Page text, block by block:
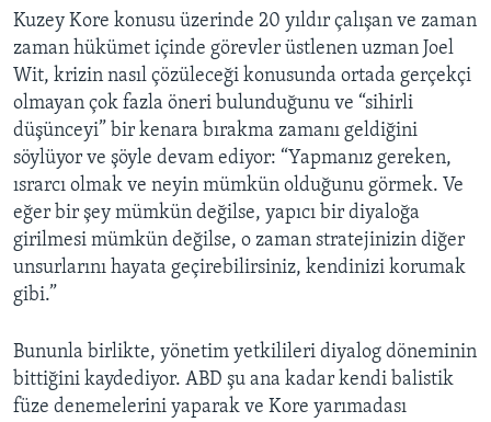
Kuzey Kore konusu üzerinde 20 yıldır çalışan ve zaman
zaman hükümet içinde görevler üstlenen uzman Joel
Wit, krizin nasıl çözüleceği konusunda ortada gerçekçi
olmayan çok fazla öneri bulunduğunu ve “sihirli
düşünceyi” bir kenara bırakma zamanı geldiğini
söylüyor ve şöyle devam ediyor: “Yapmanız gereken,
ısrarcı olmak ve neyin mümkün olduğunu görmek. Ve
eğer bir şey mümkün değilse, yapıcı bir diyaloğa
girilmesi mümkün değilse, o zaman stratejinizin diğer
unsurlarını hayata geçirebilirsiniz, kendinizi korumak
gibi.”
Bununla birlikte, yönetim yetkilileri diyalog döneminin
bittiğini kaydediyor. ABD şu ana kadar kendi balistik
füze denemelerini yaparak ve Kore yarımadası